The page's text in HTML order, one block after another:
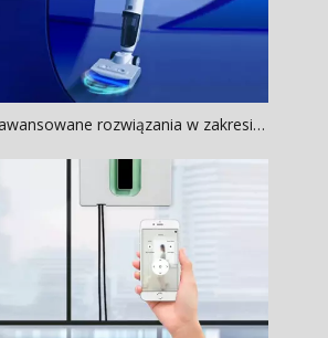
Zaawansowane rozwiązania w zakresie czyszczenia mieszkań dla właścicieli zwierząt domowych: inżynieryjna, wysokowydajna pielęgnacja podłóg OEM